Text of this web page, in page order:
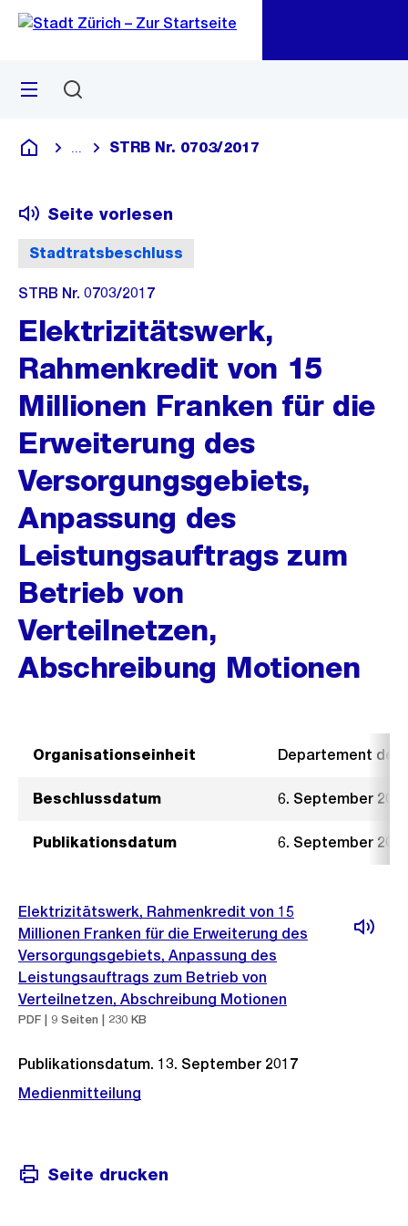
Navigation
Sprunglink
Menü
Deutsch
Blende alle Breadcrumbs ein
STRB Nr. 0703/2017
Stadtratsbeschluss
Seite vorlesen
STRB Nr. 0703/2017
Elektrizitätswerk,
Rahmenkredit von 15
Millionen Franken für die
Erweiterung des
Versorgungsgebiets,
Anpassung des
Leistungsauftrags zum
Betrieb von
Verteilnetzen,
Abschreibung Motionen
Organisationseinheit Departement der
Beschlussdatum 6. September
Publikationsdatum 6. September
Elektrizitätswerk, Rahmenkredit von 15
Millionen Franken für die Erweiterung des
Versorgungsgebiets, Anpassung des
Leistungsauftrags zum Betrieb von
Verteilnetzen, Abschreibung Motionen
PDF | 9 Seiten | 230 KB
Publikationsdatum. 13. September 2017
Medienmitteilung
Seite drucken